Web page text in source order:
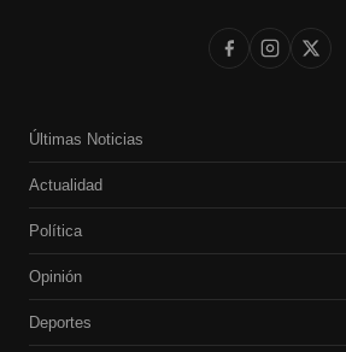
Últimas Noticias
Actualidad
Política
Opinión
Deportes